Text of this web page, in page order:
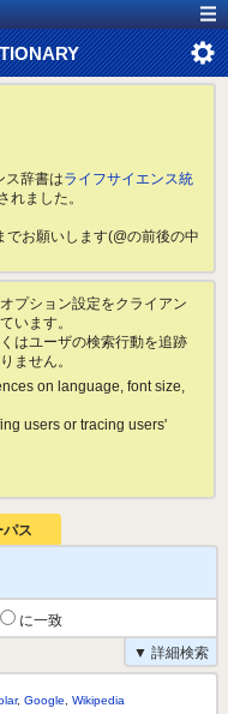
ス辞書はライフサイエンス統
れました。
お願いします(@の前後の中
プション設定をクライアン
います。
はユーザの検索行動を追跡
ません。
on language, font size,
users or tracing users'
パス
に一致
▼ 詳細検索
, Google Wikipedia